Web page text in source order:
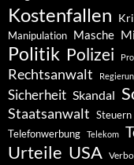
Kostenfallen
Manipulation Masche
Politik Polizei
Rechtsanwalt
Sicherheit Skandal
Staatsanwalt Steuern
Telefonwerbung Telekom
Urteile USA